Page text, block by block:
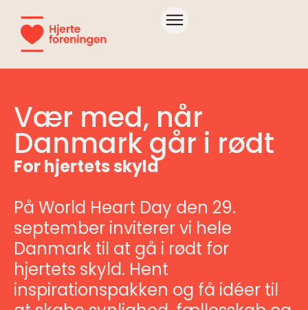
Vær med, når
Danmark går i rødt
For hjertets skyld
På World Heart Day den 29.
september inviterer vi hele
Danmark til at gå i rødt for
hjertets skyld. Hent
inspirationspakken og få idéer til